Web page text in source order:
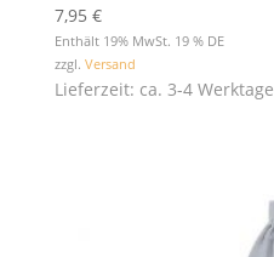
7,95 €
Enthält 19% MwSt. 19 % DE
zzgl. Versand
Lieferzeit: ca. 3-4 Werktage